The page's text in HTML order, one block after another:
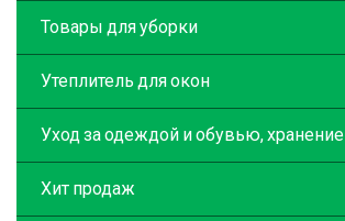
Товары для уборки
Утеплитель для окон
Уход за одеждой и обувью, хранение
Хит продаж